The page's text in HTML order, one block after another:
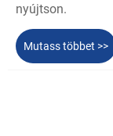
nyújtson.
Mutass többet >>